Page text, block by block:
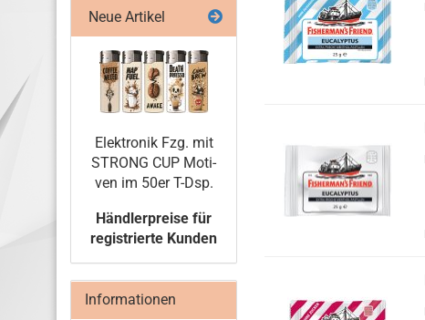
Neue Artikel
Elek­tro­nik Fzg. mit
STRONG CUP Mo­ti­
ven im 50er T-Dsp.
Händlerpreise für
registrierte Kunden
Informationen